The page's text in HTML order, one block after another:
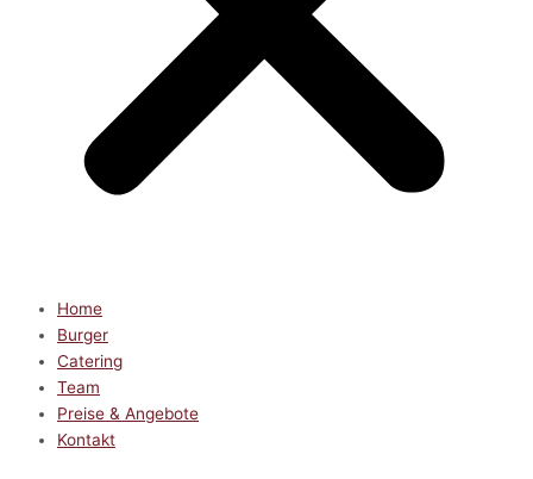
Home
Burger
Catering
Team
Preise & Angebote
Kontakt